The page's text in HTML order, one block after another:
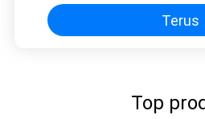
Terus
Top